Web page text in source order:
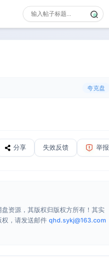
夸克盘
分享 失效反馈 举报
资源，其版权归版权方所有！其实
，请发送邮件 qhd.sykj@163.com